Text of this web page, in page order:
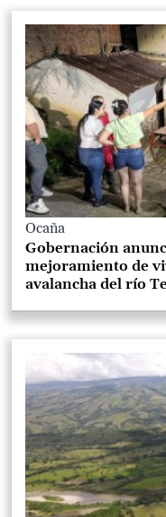
Ocaña
Gobernación
mejoramiento de
avalancha del río